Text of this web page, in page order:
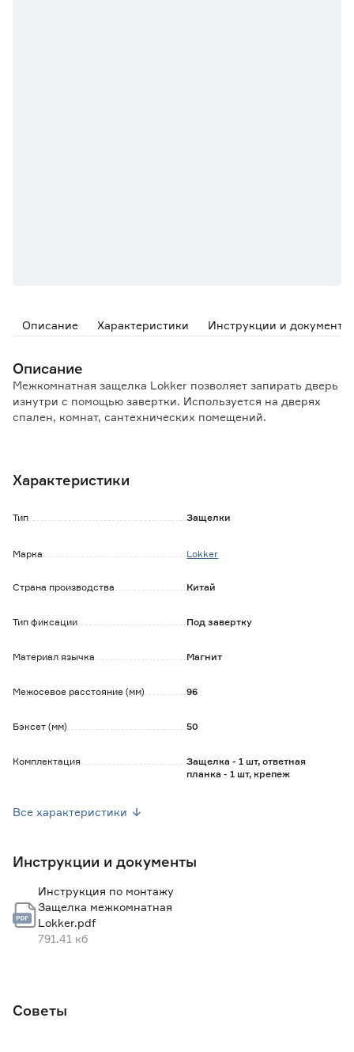
Описание Характеристики Инструкции и документы
Описание
Межкомнатная защелка Lokker позволяет запирать дверь
изнутри с помощью завертки. Используется на дверях
спален, комнат, сантехнических помещений.
направлением открывания;
использовании и предотвращает заедание;
Ручка и завертка приобретаются отдельно.
Характеристики
Тип Защелки
Марка Lokker
Страна производства Китай
Тип фиксации Под завертку
Материал язычка Магнит
Межосевое расстояние (мм) 96
Бэксет (мм) 50
Комплектация
Защелка - 1 шт, ответная
планка - 1 шт, крепеж
Гарантия 3 года
Все характеристики
Инструкции и документы
Инструкция по монтажу
Защелка межкомнатная
Lokker.pdf
791.41 кб
Советы